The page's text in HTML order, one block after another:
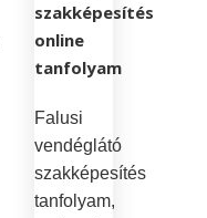
szakképesítés
online
tanfolyam
Falusi
vendéglátó
szakképesítés
tanfolyam,